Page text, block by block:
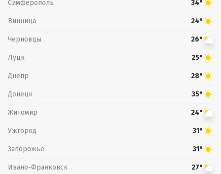
Симферополь 34°
Винница 24°
Черновцы 26°
Луцк 25°
Днепр 28°
Донецк 35°
Житомир 24°
Ужгород 31°
Запорожье 31°
Ивано-Франковск 27°